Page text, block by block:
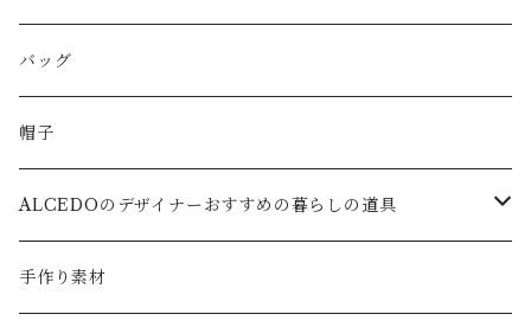
バッグ
帽子
ALCEDOのデザイナーおすすめの暮らしの道具
キッズ
手作り素材